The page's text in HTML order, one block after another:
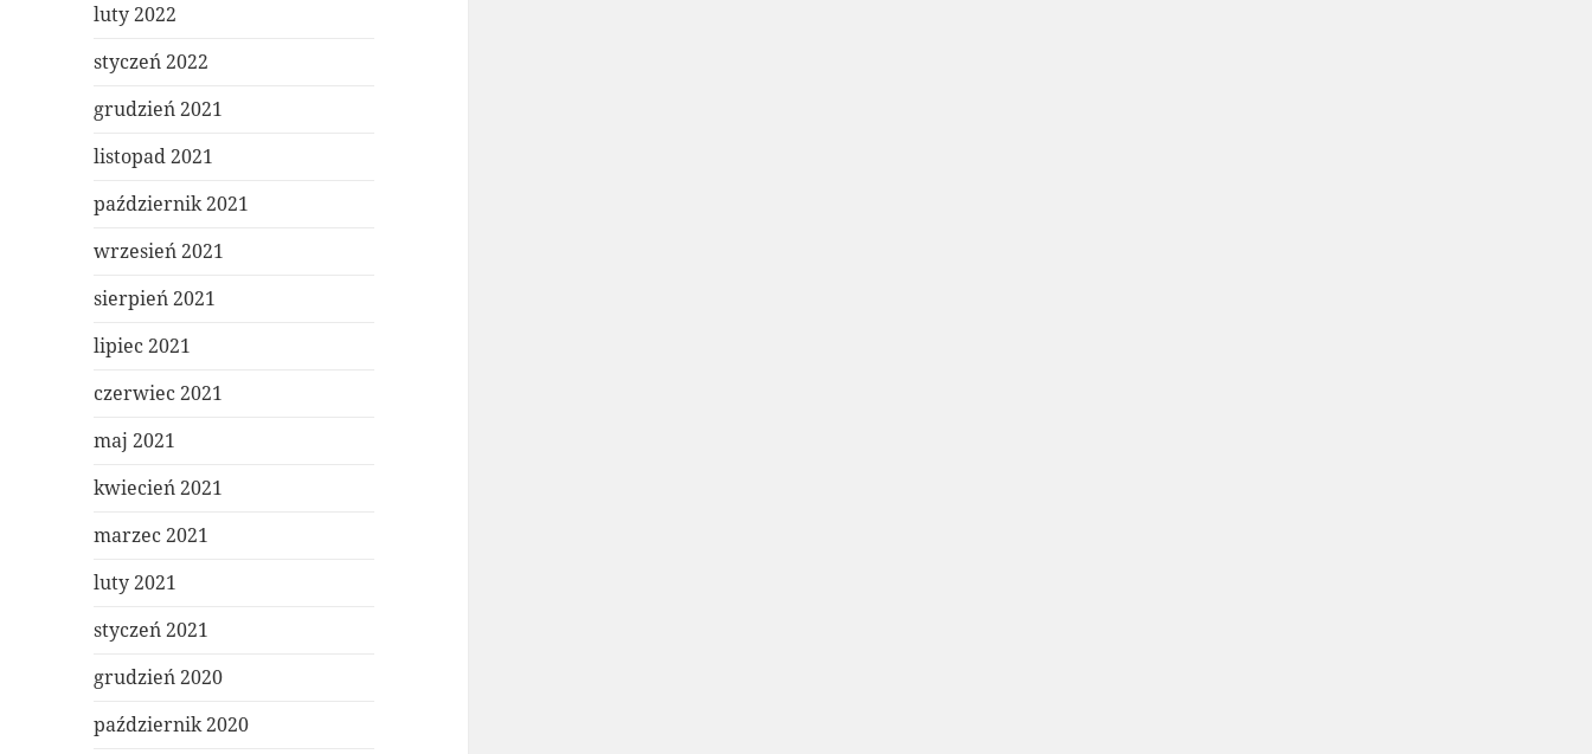
luty 2022
styczeń 2022
grudzień 2021
listopad 2021
październik 2021
wrzesień 2021
sierpień 2021
lipiec 2021
czerwiec 2021
maj 2021
kwiecień 2021
marzec 2021
luty 2021
styczeń 2021
grudzień 2020
październik 2020